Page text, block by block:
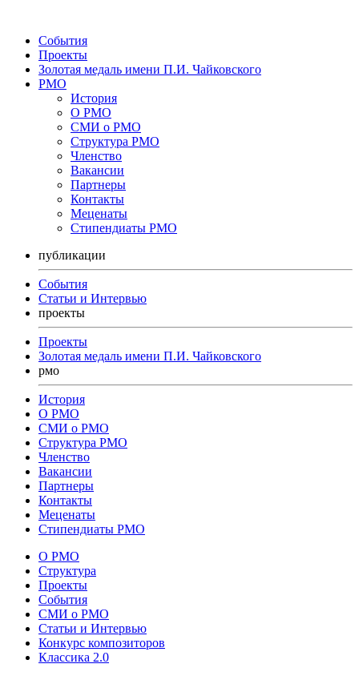
События
Проекты
Золотая медаль имени П.И. Чайковского
РМО
История
О РМО
СМИ о РМО
Структура РМО
Членство
Вакансии
Партнеры
Контакты
Меценаты
Стипендиаты РМО
публикации
События
Статьи и Интервью
проекты
Проекты
Золотая медаль имени П.И. Чайковского
рмо
История
О РМО
СМИ о РМО
Структура РМО
Членство
Вакансии
Партнеры
Контакты
Меценаты
Стипендиаты РМО
О РМО
Структура
Проекты
События
СМИ о РМО
Статьи и Интервью
Конкурс композиторов
Классика 2.0